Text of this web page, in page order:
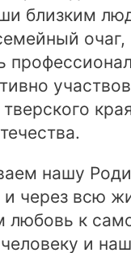
близким
очаг,
нашу
через всю
любовь к
и